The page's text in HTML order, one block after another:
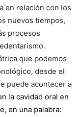
en relación con los
nuevos tiempos,
procesos
que podemos
desde el
puede acontecer a
la cavidad oral en
en una palabra: